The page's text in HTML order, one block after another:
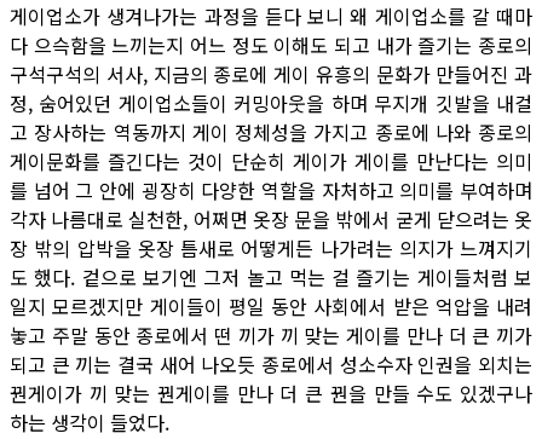
게이업소가 생겨나가는 과정을 듣다 보니 왜 게이업소를 갈 때마
다 으슥함을 느끼는지 어느 정도 이해도 되고 내가 즐기는 종로의
구석구석의 서사, 지금의 종로에 게이 유흥의 문화가 만들어진 과
정, 숨어있던 게이업소들이 커밍아웃을 하며 무지개 깃발을 내걸
고 장사하는 역동까지 게이 정체성을 가지고 종로에 나와 종로의
게이문화를 즐긴다는 것이 단순히 게이가 게이를 만난다는 의미
를 넘어 그 안에 굉장히 다양한 역할을 자처하고 의미를 부여하며
각자 나름대로 실천한, 어쩌면 옷장 문을 밖에서 굳게 닫으려는 옷
장 밖의 압박을 옷장 틈새로 어떻게든 나가려는 의지가 느껴지기
도 했다. 겉으로 보기엔 그저 놀고 먹는 걸 즐기는 게이들처럼 보
일지 모르겠지만 게이들이 평일 동안 사회에서 받은 억압을 내려
놓고 주말 동안 종로에서 떤 끼가 끼 맞는 게이를 만나 더 큰 끼가
되고 큰 끼는 결국 새어 나오듯 종로에서 성소수자 인권을 외치는
꿘게이가 끼 맞는 꿘게이를 만나 더 큰 꿘을 만들 수도 있겠구나
하는 생각이 들었다.